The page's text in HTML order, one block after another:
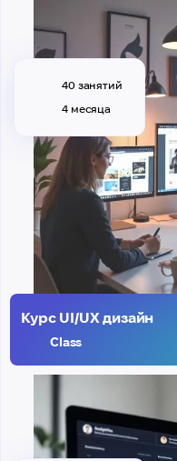
40 занятий
4 месяца
Курс UI/UX дизайн
Class